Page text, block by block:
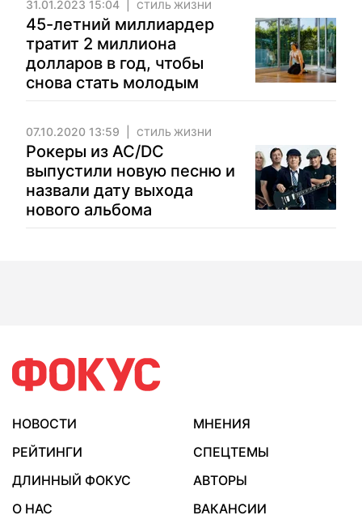
31.01.2023 15:04 СТИЛЬ ЖИЗНИ
45-летний миллиардер
тратит 2 миллиона
долларов в год, чтобы
снова стать молодым
07.10.2020 13:59 СТИЛЬ ЖИЗНИ
Рокеры из AC/DC
выпустили новую песню и
назвали дату выхода
нового альбома
НОВОСТИ
МНЕНИЯ
РЕЙТИНГИ
СПЕЦТЕМЫ
ДЛИННЫЙ ФОКУС
АВТОРЫ
О НАС
ВАКАНСИИ